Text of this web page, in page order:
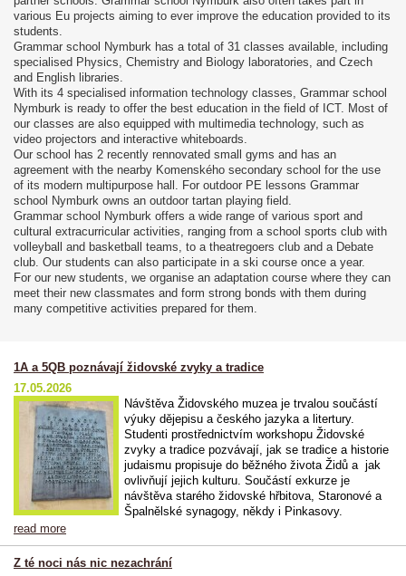
various Eu projects aiming to ever improve the education provided to its
students.
Grammar school Nymburk has a total of 31 classes available, including
specialised Physics, Chemistry and Biology laboratories, and Czech
and English libraries.
With its 4 specialised information technology classes, Grammar school
Nymburk is ready to offer the best education in the field of ICT. Most of
our classes are also equipped with multimedia technology, such as
video projectors and interactive whiteboards.
Our school has 2 recently rennovated small gyms and has an
agreement with the nearby Komenského secondary school for the use
of its modern multipurpose hall. For outdoor PE lessons Grammar
school Nymburk owns an outdoor tartan playing field.
Grammar school Nymburk offers a wide range of various sport and
cultural extracurricular activities, ranging from a school sports club with
volleyball and basketball teams, to a theatregoers club and a Debate
club. Our students can also participate in a ski course once a year.
For our new students, we organise an adaptation course where they can
meet their new classmates and form strong bonds with them during
many competitive activities prepared for them.
1A a 5QB poznávají židovské zvyky a tradice
17.05.2026
Návštěva Židovského muzea je trvalou součástí
výuky dějepisu a českého jazyka a litertury.
Studenti prostřednictvím workshopu Židovské
zvyky a tradice pozvávají, jak se tradice a historie
judaismu propisuje do běžného života Židů a jak
ovlivňují jejich kulturu. Součástí exkurze je
návštěva starého židovské hřbitova, Staronové a
Špalnělské synagogy, někdy i Pinkasovy.
read more
Z té noci nás nic nezachrání